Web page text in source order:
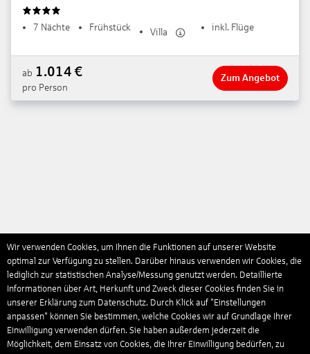
7 Nächte Frühstück Villa inkl. Flüge
ab 1.014€
pro Person
Zum Angebot
Wir verwenden Cookies, um Ihnen die Funktionen auf unserer Website
optimal zur Verfügung zu stellen. Darüber hinaus verwenden wir Cookies, die
lediglich zur statistischen Analyse/Messung genutzt werden. Detaillierte
Informationen über Art, Herkunft und Zweck dieser Cookies finden Sie in
unserer Erklärung zum Datenschutz. Durch Klick auf "Einstellungen
anpassen" können Sie bestimmen, welche Cookies wir auf Grundlage Ihrer
Einwilligung verwenden dürfen. Sie haben außerdem jederzeit die
Möglichkeit, dem Einsatz von Cookies, die Ihrer Einwilligung bedürfen, zu